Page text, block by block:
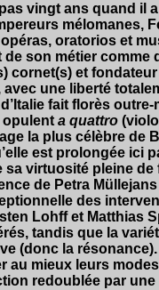
vingt ans quand il
mélomanes,
oratorios et
son métier comme
cornet(s) et
une liberté
fait florès
opulent a quattro
la plus célèbre de
est prolongée ici
virtuosité pleine
de Petra
des
Lohff et Matthias
tandis que la
(donc la
au mieux leurs
redoublée par